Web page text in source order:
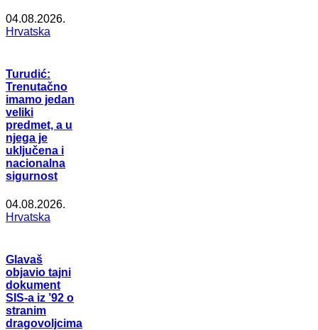
04.08.2026.
Hrvatska
Turudić:
Trenutačno
imamo jedan
veliki
predmet, a u
njega je
uključena i
nacionalna
sigurnost
04.08.2026.
Hrvatska
Glavaš
objavio tajni
dokument
SIS-a iz ’92 o
stranim
dragovoljcima